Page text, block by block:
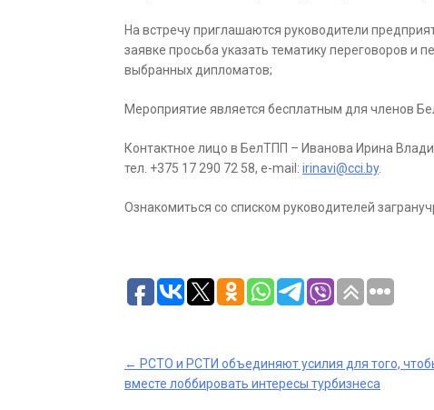
На встречу приглашаются руководители
заявке просьба указать тематику переговоров и
выбранных дипломатов;
Мероприятие является бесплатным для членов
Контактное лицо в БелТПП – Иванова Ирина
тел. +375 17 290 72 58, e-mail: irinavi@cci.by.
Ознакомиться со списком руководителей
Post
← РСТО и РСТИ объединяют усилия для того,
вместе лоббировать интересы турбизнеса